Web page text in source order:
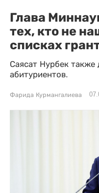
Глава
тех, кто не
списках
Саясат Нурбек также
абитуриентов.
Фарида Курмангалиева